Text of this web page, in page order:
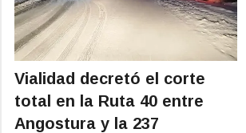
Vialidad decretó el corte
total en la Ruta 40 entre
Angostura y la 237